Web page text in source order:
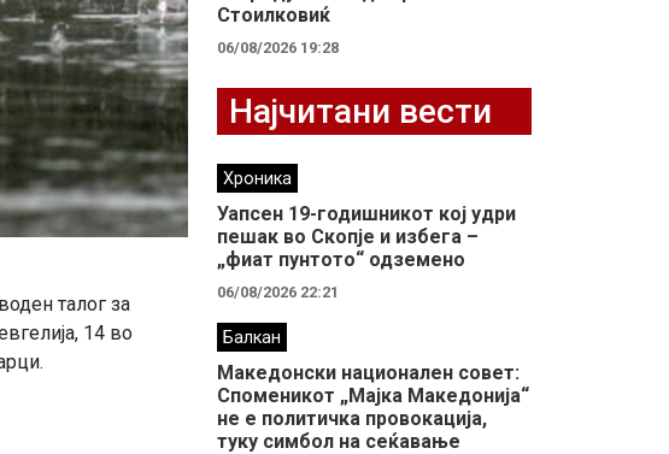
талог за
14 во
Стоилковиќ
06/08/2026 19:28
Најчитани вести
Хроника
Уапсен 19-годишникот кој удри
пешак во Скопје и избега –
„фиат пунтото“ одземено
06/08/2026 22:21
Балкан
Македонски национален совет:
Споменикот „Мајка Македонија“
не е политичка провокација,
туку симбол на сеќавање